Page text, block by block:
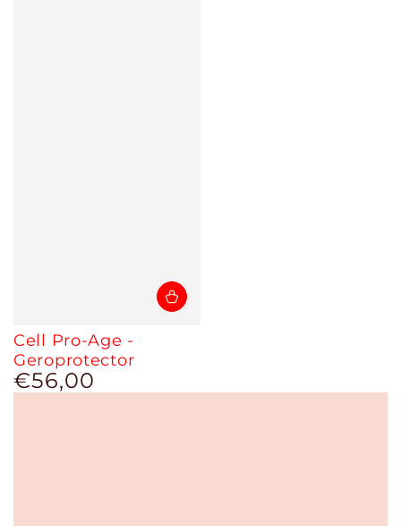
Cell Pro-Age -
Geroprotector
Prix
normal
€56,00